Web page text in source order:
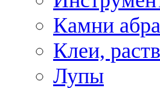
Камни
Клеи,
Лупы